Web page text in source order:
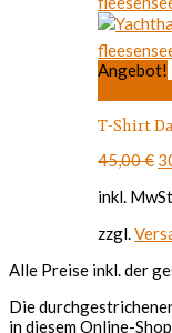
Angebot!
T-Shirt
45,00€
inkl.
zzgl.
Alle Preise inkl. der
Die
in diesem Online-